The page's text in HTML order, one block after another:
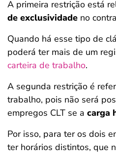
A primeira restrição está
de exclusividade no
Quando há esse tipo de
poderá ter mais de um
carteira de trabalho.
A segunda restrição é
trabalho, pois não será
empregos CLT se a carga
Por isso, para ter os dois
ter horários distintos, que